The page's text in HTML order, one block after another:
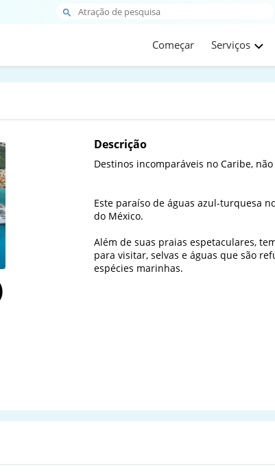
Começar Serviços
Descrição
Destinos incomparáveis no Caribe,
Este paraíso de águas azul-turquesa
do México.
Além de suas praias espetaculares,
para visitar, selvas e águas que são
espécies marinhas.